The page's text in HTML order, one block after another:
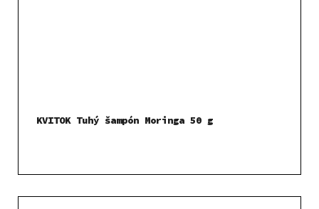
KVITOK Tuhý šampón Moringa 50 g